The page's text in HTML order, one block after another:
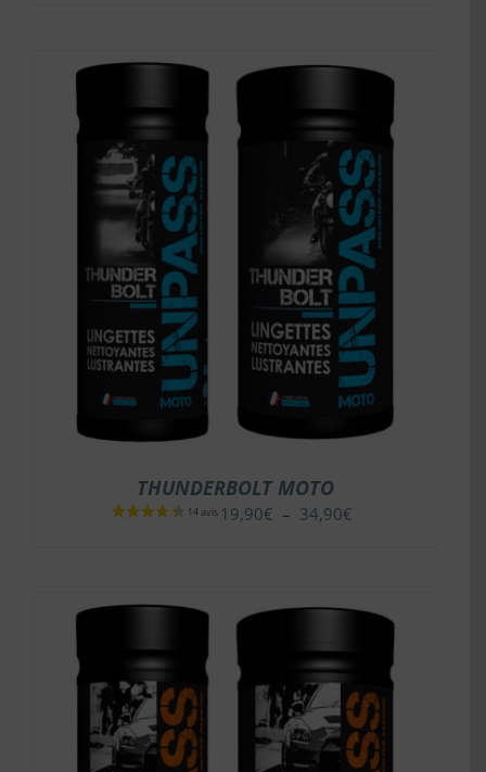
28 avis
à
THUNDERBOLT MOTO
19,90€ – 34,90€Plage
à